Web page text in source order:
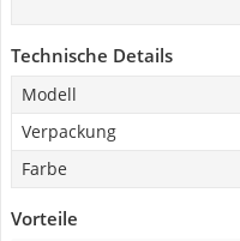
Technische Details
Modell
Verpackung
Farbe
Vorteile